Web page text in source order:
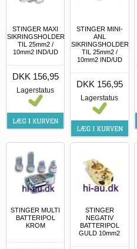
STINGER MAXI
SIKRINGSHOLDER
TIL 25mm2 /
10mm2 IND/UD
DKK 156,95
Lagerstatus
STINGER MINI-
ANL
SIKRINGSHOLDER
TIL 25mm2 /
10mm2 IND/UD
DKK 156,95
Lagerstatus
STINGER MULTI
BATTERIPOL
KROM
STINGER
NEGATIV
BATTERIPOL
GULD 10mm2